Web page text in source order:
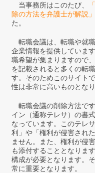
当事務所はこのたび、
除の方法を弁護士が解説
た。
転職会議は、転職や就
企業情報を提供していま
職希望が集まりますので
を記載されると多くの転
す。そのためこのサイト
性は非常に高いものとなり
転職会議の削除方法で
イン（通称テレサ）の書
なっています。このテレ
利」や「権利が侵害され
ません。また、権利が侵
も添付することとなりま
構成が必要となります。
常に重要となります。